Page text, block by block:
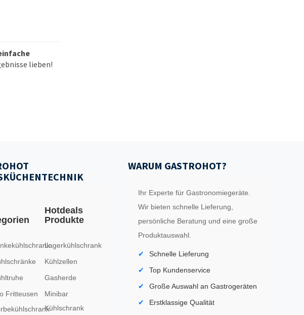
lieben!
Fritteusen
Hotdeals
Produkte
Lagerkühlschrank
Kühlzellen
Gasherde
Minibar
Kühlschrank
WARUM GASTROHOT?
Ihr Experte für Gastronomiegeräte.
Wir bieten schnelle Lieferung,
persönliche Beratung und eine große
Produktauswahl.
Schnelle Lieferung
Top Kundenservice
Große Auswahl an Gastrogeräten
Erstklassige Qualität